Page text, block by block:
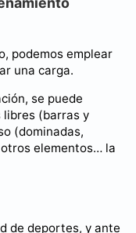
podemos emplear
una carga.
se puede
libres (barras y
(dominadas,
elementos… la
de deportes, y ante